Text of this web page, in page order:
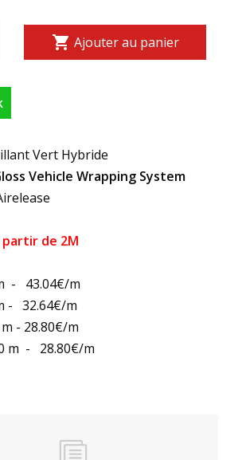
shopping_cart Ajouter au panier
Vert Hybride
Vehicle Wrapping System
partir de 2M
- 43.04€/m
m
28.80€/m
m - 28.80€/m